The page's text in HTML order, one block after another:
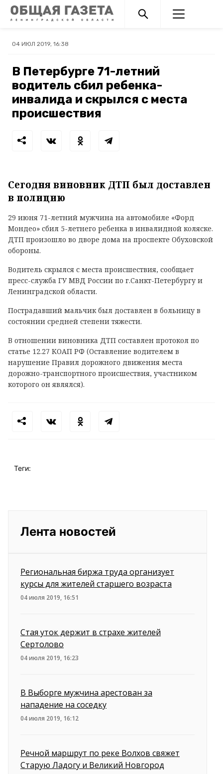
04 ИЮЛ 2019, 16:38
В Петербурге 71-летний
водитель сбил ребенка-
инвалида и скрылся с места
происшествия
Сегодня виновник ДТП был доставлен
в полицию
29 июня 71-летний мужчина на автомобиле «Форд
Мондео» сбил 5-летнего ребенка в инвалидной коляске.
ДТП произошло во дворе дома на проспекте Обуховской
обороны.
Водитель скрылся с места происшествия, сообщает
пресс-служба ГУ МВД России по г.Санкт-Петербургу и
Ленинградской области.
Пострадавший мальчик был доставлен в больницу в
состоянии средней степени тяжести.
В отношении виновника ДТП составлен протокол по
статье 12.27 КОАП РФ (Оставление водителем в
нарушение Правил дорожного движения места
дорожно-транспортного происшествия, участником
которого он являлся).
Теги:
Лента новостей
Региональная биржа труда организует
курсы для жителей старшего возраста
04 июля 2019, 16:51
Стая уток держит в страхе жителей
Сертолово
04 июля 2019, 16:23
В Выборге мужчина арестован за
нападение на соседку
04 июля 2019, 16:12
Речной маршрут по реке Волхов свяжет
Старую Ладогу и Великий Новгород